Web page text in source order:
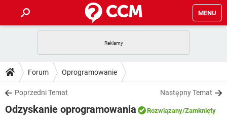
MENU
GRY WHATSAPP
SPOTIFY
INSTAGRAM FACEBOOK
PORADY
PlayStation TIKTOK
DO POBRANIA
ANDROID TIKTOK
FORUM
Forum Oprogramowanie
Poprzedni Temat Następny Temat
Odzyskanie oprogramowania Rozwiązany/Zamknięty